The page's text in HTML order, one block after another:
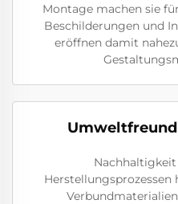
Montage machen sie
Beschilderungen und
eröffnen damit